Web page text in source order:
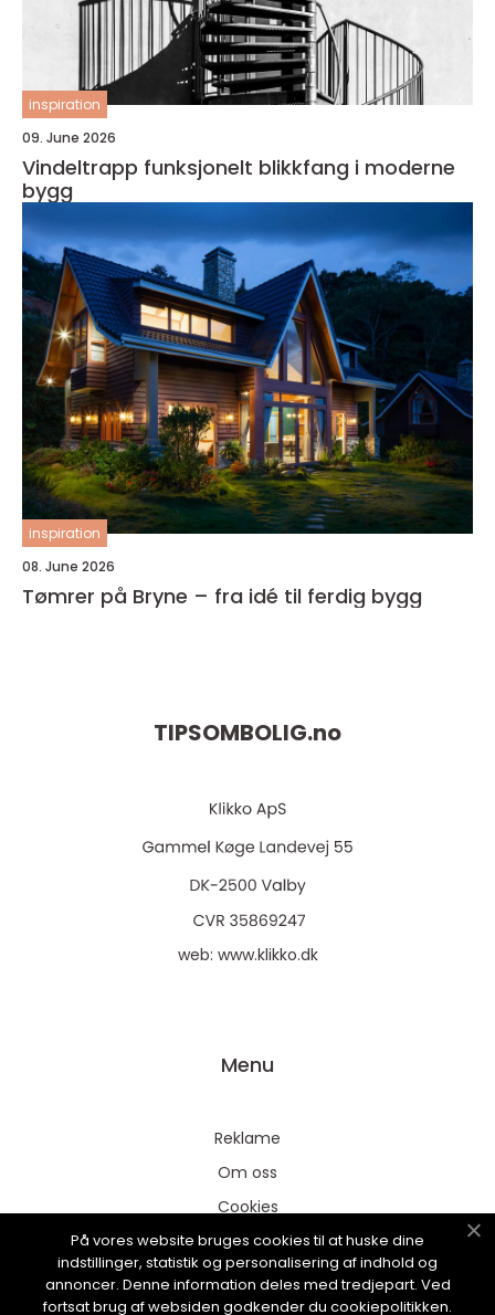
inspiration
09. June 2026
Vindeltrapp funksjonelt blikkfang i moderne
bygg
inspiration
08. June 2026
Tømrer på Bryne – fra idé til ferdig bygg
TIPSOMBOLIG.no
web: www.klikko.dk
Menu
Reklame
Om oss
Cookies
Kontakt Oss
Sitemap
På vores website bruges cookies til at huske dine
indstillinger, statistik og personalisering af indhold og
annoncer. Denne information deles med tredjepart. Ved
fortsat brug af websiden godkender du cookiepolitikken.